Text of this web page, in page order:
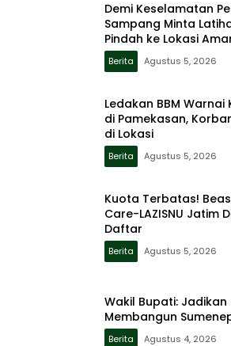
Demi Keselamatan
Sampang Minta
Pindah ke Lokasi
Berita Agustus 5, 2026
Ledakan BBM
di Pamekasan,
di Lokasi
Berita Agustus 5, 2026
Kuota Terbatas!
Care-LAZISNU Jatim
Daftar
Berita Agustus 5, 2026
Wakil Bupati:
Membangun
Berita Agustus 4, 2026